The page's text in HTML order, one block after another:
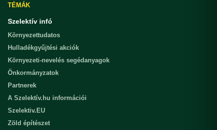
TÉMÁK
Szelektív infó
Környezettudatos
Hulladékgyűjtési akciók
Környezeti-nevelés segédanyagok
Önkormányzatok
Partnerek
A Szelektív.hu információi
Szelektiv.EU
Zöld építészet